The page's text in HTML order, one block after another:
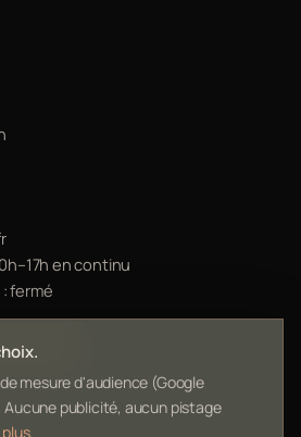
en continu
fermé
mesure d'audience (Google
publicité, aucun pistage
.